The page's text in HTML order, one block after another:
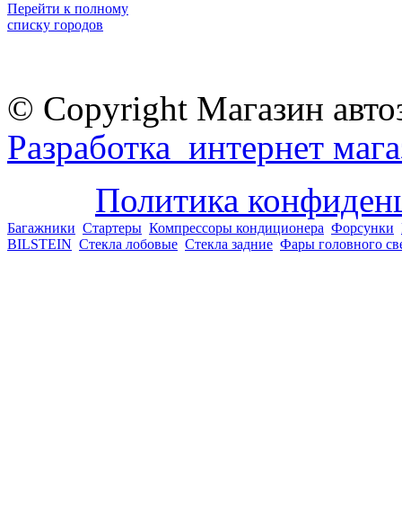
Перейти к полному
списку городов
© Copyright Магазин
Разработка интернет
Политика
Багажники Стартеры Компрессоры кондиционера Форсунки
BILSTEIN Стекла лобовые Стекла задние Фары головного